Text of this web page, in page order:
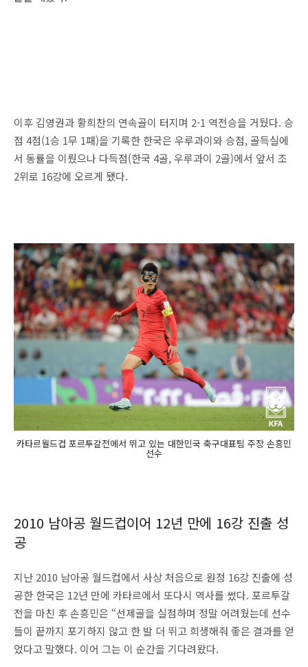
이후 김영권과 황희찬의 연속골이 터지며 2-1 역전승을 거뒀다. 승
점 4점(1승 1무 1패)을 기록한 한국은 우루과이와 승점, 골득실에
서 동률을 이뤘으나 다득점(한국 4골, 우루과이 2골)에서 앞서 조
2위로 16강에 오르게 됐다.
카타르월드컵 포르투갈전에서 뛰고 있는 대한민국 축구대표팀 주장 손흥민
선수
2010 남아공 월드컵이어 12년 만에 16강 진출 성
공
지난 2010 남아공 월드컵에서 사상 처음으로 원정 16강 진출에 성
공한 한국은 12년 만에 카타르에서 또다시 역사를 썼다. 포르투갈
전을 마친 후 손흥민은 “선제골을 실점하며 정말 어려웠는데 선수
들이 끝까지 포기하지 않고 한 발 더 뛰고 희생해줘 좋은 결과를 얻
었다고 말했다. 이어 그는 이 순간을 기다려왔다.